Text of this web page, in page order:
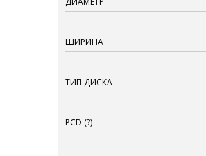
ШИРИНА
ТИП ДИСКА
PCD (?)